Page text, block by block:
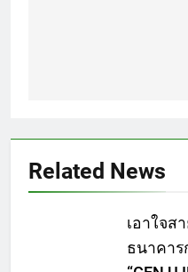
Related News
เอาใจส
ธนาคาร